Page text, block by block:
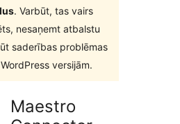
. Varbūt, tas vairs
nesaņemt atbalstu
saderības problēmas
versijām.
Maestro